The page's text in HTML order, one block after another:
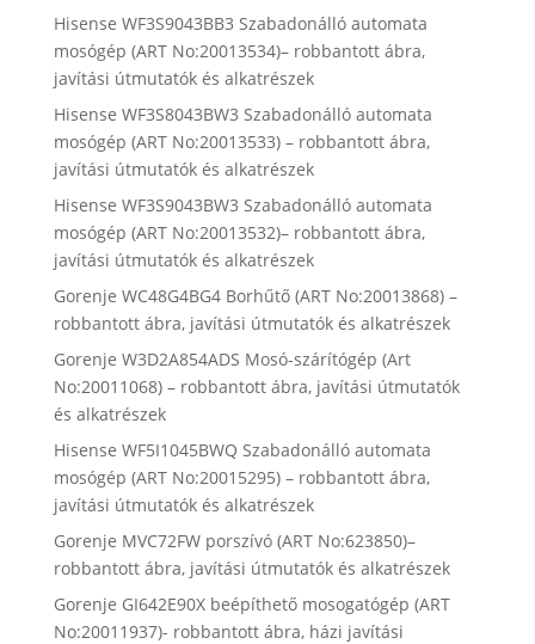
Hisense WF3S9043BB3 Szabadonálló automata
mosógép (ART No:20013534)– robbantott ábra,
javítási útmutatók és alkatrészek
Hisense WF3S8043BW3 Szabadonálló automata
mosógép (ART No:20013533) – robbantott ábra,
javítási útmutatók és alkatrészek
Hisense WF3S9043BW3 Szabadonálló automata
mosógép (ART No:20013532)– robbantott ábra,
javítási útmutatók és alkatrészek
Gorenje WC48G4BG4 Borhűtő (ART No:20013868) –
robbantott ábra, javítási útmutatók és alkatrészek
Gorenje W3D2A854ADS Mosó-szárítógép (Art
No:20011068) – robbantott ábra, javítási útmutatók
és alkatrészek
Hisense WF5I1045BWQ Szabadonálló automata
mosógép (ART No:20015295) – robbantott ábra,
javítási útmutatók és alkatrészek
Gorenje MVC72FW porszívó (ART No:623850)–
robbantott ábra, javítási útmutatók és alkatrészek
Gorenje GI642E90X beépíthető mosogatógép (ART
No:20011937)- robbantott ábra, házi javítási